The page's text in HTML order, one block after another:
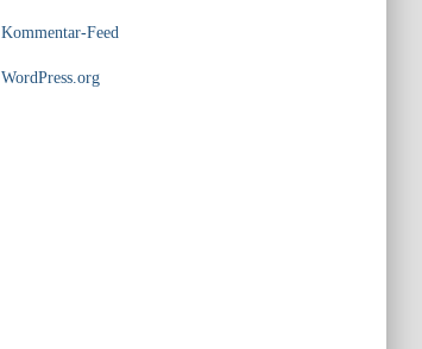
Kommentar-Feed
WordPress.org